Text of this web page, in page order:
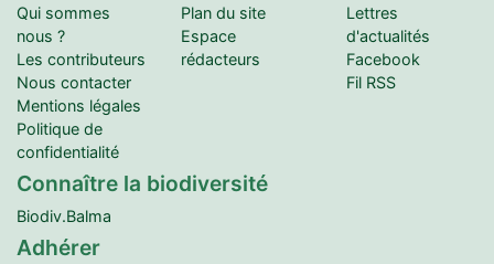
Qui sommes
nous ?
Les contributeurs
Nous contacter
Mentions légales
Politique de
confidentialité
Plan du site
Espace
rédacteurs
Lettres
d'actualités
Facebook
Fil RSS
Connaître la biodiversité
Biodiv.Balma
Adhérer